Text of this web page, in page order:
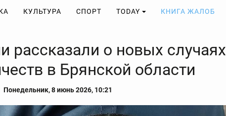
КУЛЬТУРА СПОРТ TODAY КНИГА ЖАЛОБ
рассказали о новых случаях
в Брянской области
Понедельник, 8 июнь 2026, 10:21